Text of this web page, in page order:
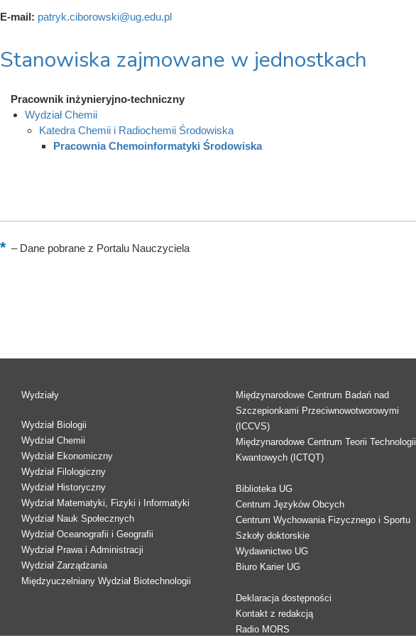
E-mail: patryk.ciborowski@ug.edu.pl
Stanowiska zajmowane w jednostkach
Pracownik inżynieryjno-techniczny
Wydział Chemii
Katedra Chemii i Radiochemii Środowiska
Pracownia Chemoinformatyki Środowiska
–Dane pobrane z Portalu Nauczyciela
Wydziały
Wydział Biologii
Wydział Chemii
Wydział Ekonomiczny
Wydział Filologiczny
Wydział Historyczny
Wydział Matematyki, Fizyki i Informatyki
Wydział Nauk Społecznych
Wydział Oceanografii i Geografii
Wydział Prawa i Administracji
Wydział Zarządzania
Międzyuczelniany Wydział Biotechnologii
Międzynarodowe Centrum Badań nad
Szczepionkami Przeciwnowotworowymi
(ICCVS)
Międzynarodowe Centrum Teorii Technologii
Kwantowych (ICTQT)
Biblioteka UG
Centrum Języków Obcych
Centrum Wychowania Fizycznego i Sportu
Szkoły doktorskie
Wydawnictwo UG
Biuro Karier UG
Deklaracja dostępności
Kontakt z redakcją
Radio MORS